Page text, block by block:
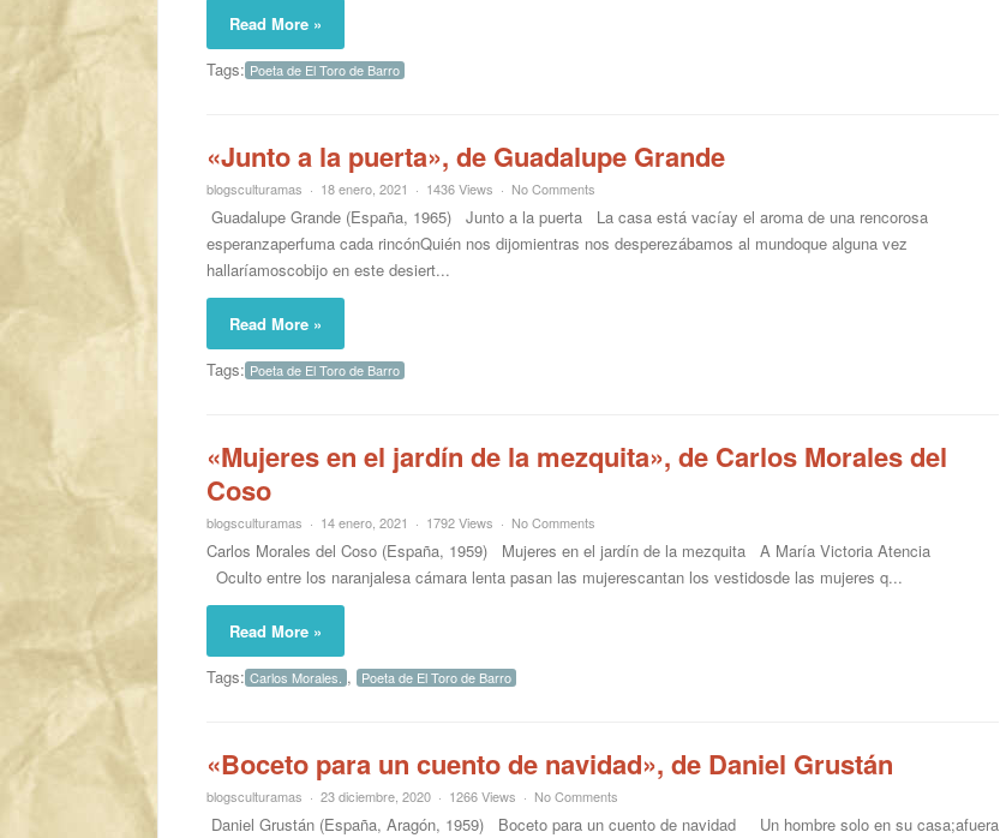
Read More »
Tags: Poeta de El Toro de Barro
«Junto a la puerta», de Guadalupe Grande
blogsculturamas 18 enero, 2021 1436 Views No Comments
Guadalupe Grande (España, 1965) Junto a la puerta La casa está vacíay el aroma de una rencorosa
esperanzaperfuma cada rincónQuién nos dijomientras nos desperezábamos al mundoque alguna vez
hallaríamoscobijo en este desiert...
Read More »
Tags: Poeta de El Toro de Barro
«Mujeres en el jardín de la mezquita», de Carlos Morales del
Coso
blogsculturamas 14 enero, 2021 1792 Views No Comments
Carlos Morales del Coso (España, 1959) Mujeres en el jardín de la mezquita A María Victoria Atencia
Oculto entre los naranjalesa cámara lenta pasan las mujerescantan los vestidosde las mujeres q...
Read More »
Tags: Carlos Morales. , Poeta de El Toro de Barro
«Boceto para un cuento de navidad», de Daniel Grustán
blogsculturamas 23 diciembre, 2020 1266 Views No Comments
Daniel Grustán (España, Aragón, 1959) Boceto para un cuento de navidad Un hombre solo en su casa;afuera